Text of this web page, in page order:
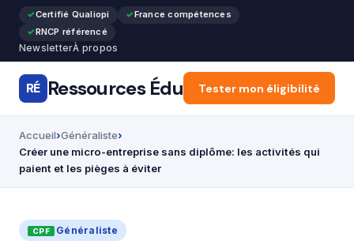
Certifié Qualiopi
France compétences
RNCP référencé
NewsletterÀ propos
RÉ Ressources Édu Accueil Articles
Tester mon éligibilité
Accueil Généraliste
Créer une micro-entreprise sans diplôme: les activités qui
paient et les pièges à éviter
Généraliste